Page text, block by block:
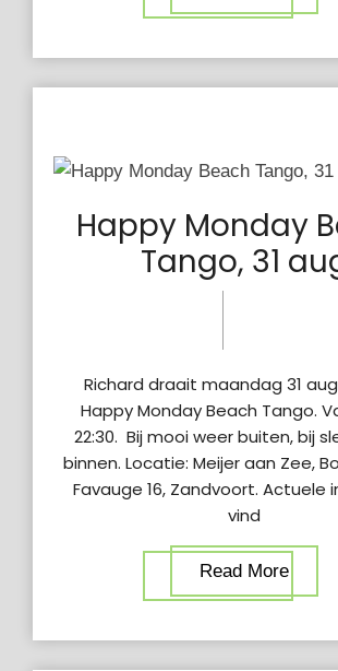
Happy Monday
Tango, 31
Richard draait maandag 31
Happy Monday Beach Tango.
22:30. Bij mooi weer buiten, bij
binnen. Locatie: Meijer aan Zee,
Favauge 16, Zandvoort. Actuele
vind
Read More